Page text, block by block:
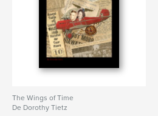
The Wings of Time
De Dorothy Tietz